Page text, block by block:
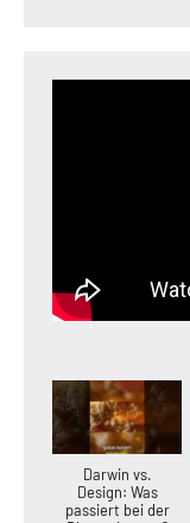
Darwin vs.
Design: Was
passiert bei der